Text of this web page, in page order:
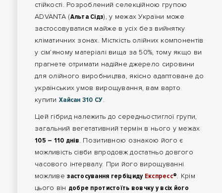
стійкості. Розроблений селекційною групою
ADVANTA (Альта Сідз), у межах України може
застосовуватися майже в усіх без вийнятку
кліматичних зонах. Місткість олійних компонентів
у сім’яному матеріалі вища за 50%, тому якщо ви
прагнете отримати надійне джерело сировини
для олійного виробництва, якісно адаптоване до
українських умов вирощування, вам варто
купити Хайсан 310 СУ.
Цей гібрид належить до середньостиглої групи,
загальний вегетативний термін в нього у межах
105 – 110 днів. Позитивною ознакою його є
можливість сівби впродовж достатньо довгого
часового інтервалу. При його вирощуванні
можливезастосування гербіциду Експресс®. Крім
цього він добре протистоїть вовчку у всіх його